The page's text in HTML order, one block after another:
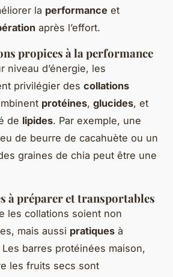
la performance et
après l’effort.
propices à la performance
niveau d’énergie, les
privilégier des collations
protéines, glucides, et
de lipides. Par exemple, une
de beurre de cacahuète ou un
graines de chia peut être une
à préparer et transportables
les collations soient non
mais aussi pratiques à
barres protéinées maison,
les fruits secs sont